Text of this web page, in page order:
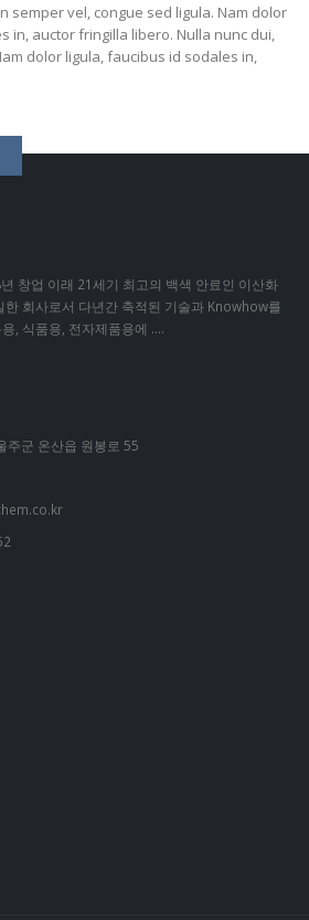
semper vel, congue sed ligula. Nam dolor
in, auctor fringilla libero. Nulla nunc dui,
dolor ligula, faucibus id sodales in,
창업 이래 21세기 최고의 백색 안료인 이산화
한 회사로서 다년간 축적된 기술과 Knowhow를
, 식품용, 전자제품용에 ….
주군 온산읍 원봉로 55